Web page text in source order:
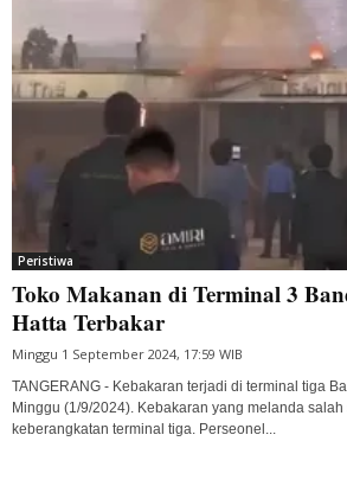
Peristiwa
Toko Makanan di Terminal 3
Hatta Terbakar
Minggu 1 September 2024, 17:59 WIB
TANGERANG - Kebakaran terjadi di terminal tiga
Minggu (1/9/2024). Kebakaran yang melanda
keberangkatan terminal tiga. Perseonel...